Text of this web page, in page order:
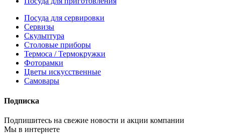
Посуда для сервировки
Сервизы
Скульптура
Столовые приборы
Термоса / Термокружки
Фоторамки
Цветы искусственные
Самовары
Подписка
Подпишитесь на свежие новости и акции компании
Мы в интернете